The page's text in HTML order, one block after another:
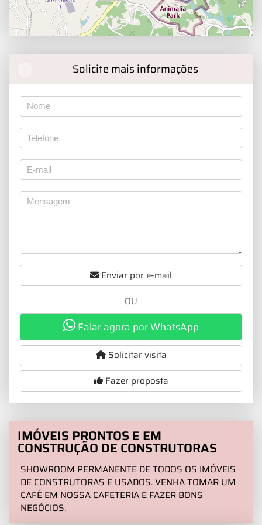
Solicite mais informações
Enviar por e-mail
OU
Falar agora por WhatsApp
Solicitar visita
Fazer proposta
IMÓVEIS PRONTOS E EM
CONSTRUÇÃO DE CONSTRUTORAS
SHOWROOM PERMANENTE DE TODOS OS IMÓVEIS
DE CONSTRUTORAS E USADOS. VENHA TOMAR UM
CAFÉ EM NOSSA CAFETERIA E FAZER BONS
NEGÓCIOS.